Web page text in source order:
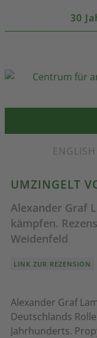
30
ENGLISH
UMZINGELT
Alexander Graf
kämpfen.
Weidenfeld
LINK ZUR REZENSION
Alexander Graf
Deutschlands
Jahrhunderts.